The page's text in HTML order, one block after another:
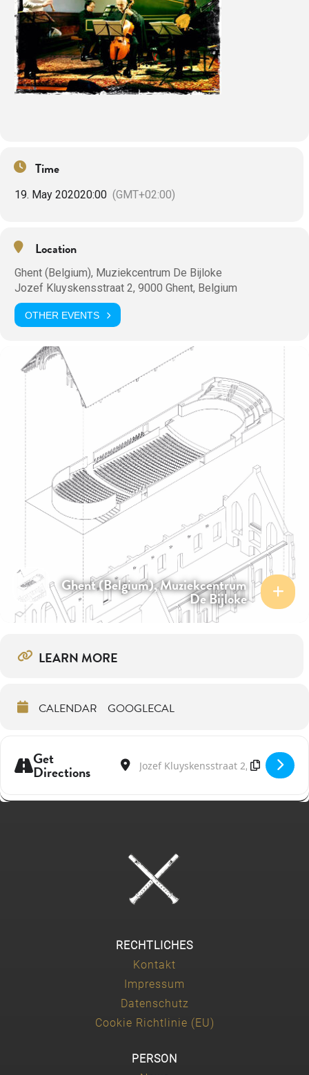
Time
19. May 202020:00 (GMT+02:00)
Location
Ghent (Belgium), Muziekcentrum De Bijloke
Jozef Kluyskensstraat 2, 9000 Ghent, Belgium
OTHER EVENTS
Ghent (Belgium), Muziekcentrum
De Bijloke
LEARN MORE
CALENDAR GOOGLECAL
Get
Directions
Address - The Baroque Trio in Ghent
Destination Address - The Baroque
RECHTLICHES
Kontakt
Impressum
Datenschutz
Cookie Richtlinie (EU)
PERSON